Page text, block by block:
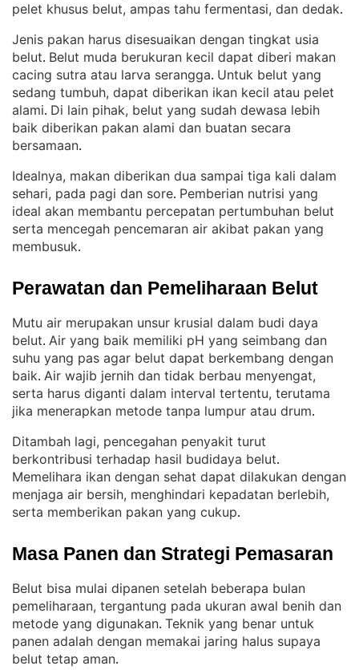
pelet khusus belut, ampas tahu fermentasi, dan dedak.
Jenis pakan harus disesuaikan dengan tingkat usia
belut. Belut muda berukuran kecil dapat diberi makan
cacing sutra atau larva serangga. Untuk belut yang
sedang tumbuh, dapat diberikan ikan kecil atau pelet
alami. Di lain pihak, belut yang sudah dewasa lebih
baik diberikan pakan alami dan buatan secara
bersamaan.
Idealnya, makan diberikan dua sampai tiga kali dalam
sehari, pada pagi dan sore. Pemberian nutrisi yang
ideal akan membantu percepatan pertumbuhan belut
serta mencegah pencemaran air akibat pakan yang
membusuk.
Perawatan dan Pemeliharaan Belut
Mutu air merupakan unsur krusial dalam budi daya
belut. Air yang baik memiliki pH yang seimbang dan
suhu yang pas agar belut dapat berkembang dengan
baik. Air wajib jernih dan tidak berbau menyengat,
serta harus diganti dalam interval tertentu, terutama
jika menerapkan metode tanpa lumpur atau drum.
Ditambah lagi, pencegahan penyakit turut
berkontribusi terhadap hasil budidaya belut
Memelihara ikan dengan sehat dapat dilakukan dengan
menjaga air bersih, menghindari kepadatan berlebih,
serta memberikan pakan yang cukup.
Masa Panen dan Strategi Pemasaran
Belut bisa mulai dipanen setelah beberapa bulan
pemeliharaan, tergantung pada ukuran awal benih dan
metode yang digunakan. Teknik yang benar untuk
panen adalah dengan memakai jaring halus supaya
belut tetap aman.